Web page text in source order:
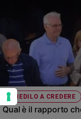
CHIEDILO A CREDERE
Qual è il rapporto